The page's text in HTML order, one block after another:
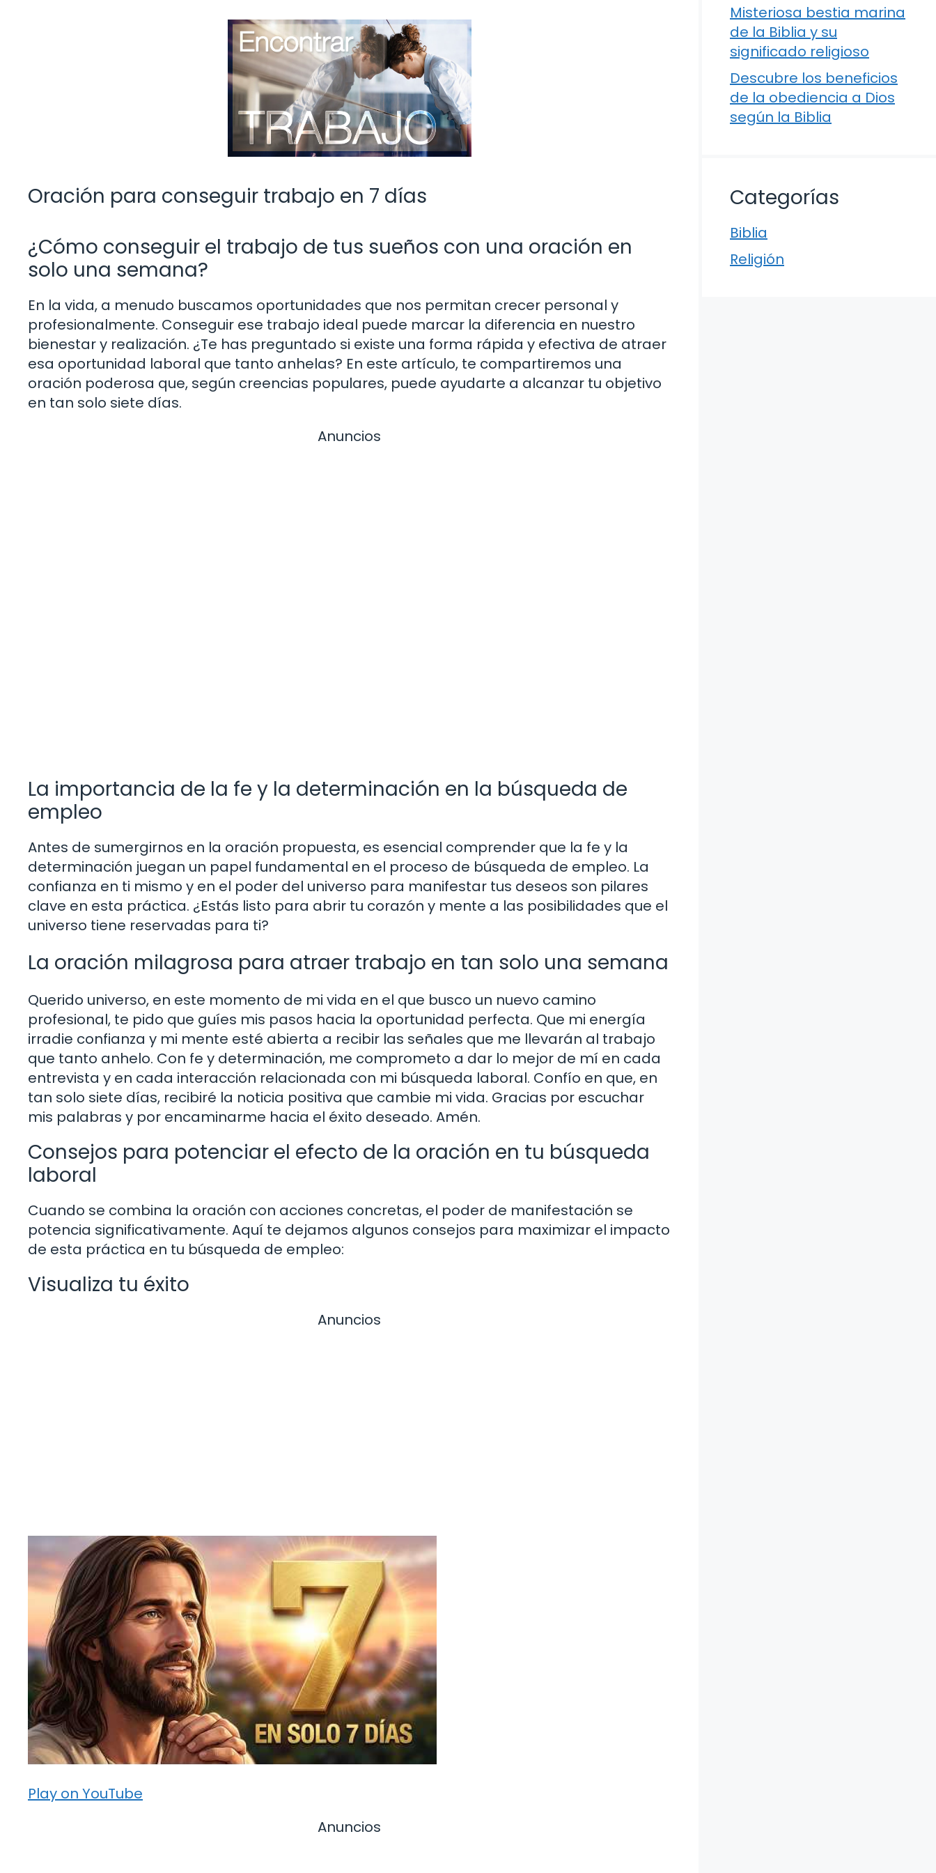
Oración para conseguir trabajo en 7 días
¿Cómo conseguir el trabajo de tus sueños con una oración en
solo una semana?
En la vida, a menudo buscamos oportunidades que nos permitan crecer personal y
profesionalmente. Conseguir ese trabajo ideal puede marcar la diferencia en nuestro
bienestar y realización. ¿Te has preguntado si existe una forma rápida y efectiva de atraer
esa oportunidad laboral que tanto anhelas? En este artículo, te compartiremos una
oración poderosa que, según creencias populares, puede ayudarte a alcanzar tu objetivo
en tan solo siete días.
Anuncios
La importancia de la fe y la determinación en la búsqueda de
empleo
Antes de sumergirnos en la oración propuesta, es esencial comprender que la fe y la
determinación juegan un papel fundamental en el proceso de búsqueda de empleo. La
confianza en ti mismo y en el poder del universo para manifestar tus deseos son pilares
clave en esta práctica. ¿Estás listo para abrir tu corazón y mente a las posibilidades que el
universo tiene reservadas para ti?
La oración milagrosa para atraer trabajo en tan solo una semana
Querido universo, en este momento de mi vida en el que busco un nuevo camino
profesional, te pido que guíes mis pasos hacia la oportunidad perfecta. Que mi energía
irradie confianza y mi mente esté abierta a recibir las señales que me llevarán al trabajo
que tanto anhelo. Con fe y determinación, me comprometo a dar lo mejor de mí en cada
entrevista y en cada interacción relacionada con mi búsqueda laboral. Confío en que, en
tan solo siete días, recibiré la noticia positiva que cambie mi vida. Gracias por escuchar
mis palabras y por encaminarme hacia el éxito deseado. Amén.
Consejos para potenciar el efecto de la oración en tu búsqueda
laboral
Cuando se combina la oración con acciones concretas, el poder de manifestación se
potencia significativamente. Aquí te dejamos algunos consejos para maximizar el impacto
de esta práctica en tu búsqueda de empleo:
Visualiza tu éxito
Anuncios
Play on YouTube
Anuncios
Misteriosa bestia marina
de la Biblia y su
significado religioso
Descubre los beneficios
de la obediencia a Dios
según la Biblia
Categorías
Biblia
Religión